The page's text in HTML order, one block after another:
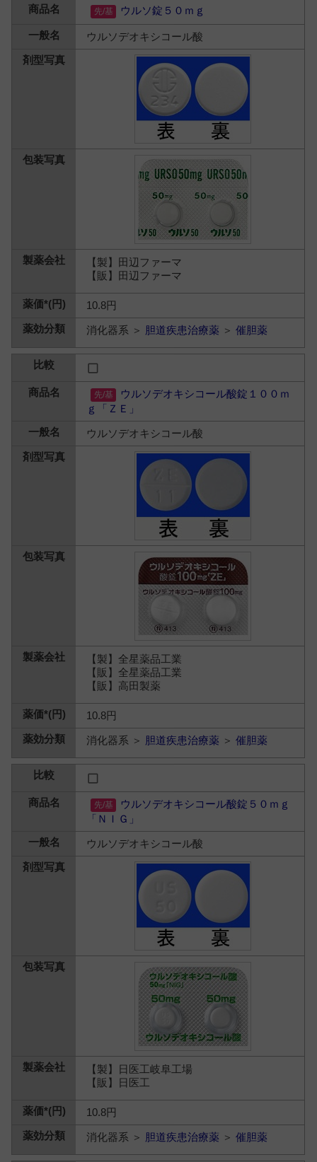
ウルソ錠５０ｍｇ
ウルソデオキシコール酸
【製】田辺ファーマ
【販】田辺ファーマ
10.8円
消化器系 ＞ 胆道疾患治療薬 ＞催胆薬
ウルソデオキシコール酸錠１００ｍ
ｇ「ＺＥ」
ウルソデオキシコール酸
【製】全星薬品工業
【販】全星薬品工業
【販】高田製薬
10.8円
消化器系 ＞ 胆道疾患治療薬 ＞催胆薬
ウルソデオキシコール酸錠５０ｍｇ
「ＮＩＧ」
ウルソデオキシコール酸
【製】日医工岐阜工場
【販】日医工
10.8円
消化器系 ＞ 胆道疾患治療薬 ＞催胆薬